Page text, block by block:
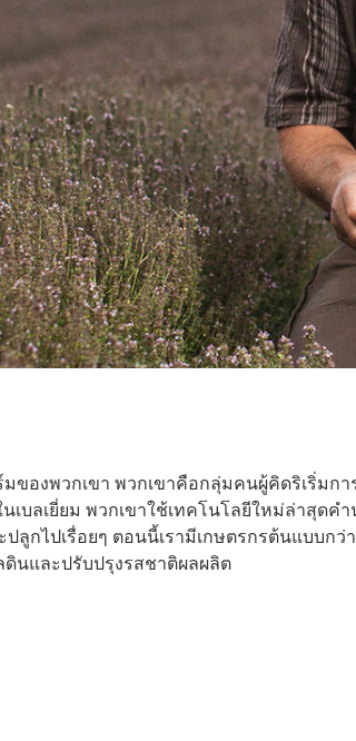
องพวกเขา พวกเขาคือกลุ่มคนผู้คิดริเริ่มกา
เบลเยี่ยม พวกเขาใช้เทคโนโลยีใหม่ล่าสุ
กไปเรื่อยๆ ตอนนี้เรามีเกษตรกรต้นแบบก
ดินและปรับปรุงรสชาติผลผลิต